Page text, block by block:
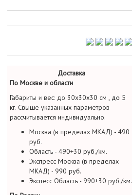
Доставка
По Москве и области
Габариты и вес: до 30х30х30 см , до 5
кг. Свыше указанных параметров
рассчитывается индивидуально.
Москва (в пределах МКАД) - 490
руб.
Область - 490+30 руб./км.
Экспресс Москва (в пределах
МКАД) - 990 руб.
Экспесс Область - 990+30 руб./км.